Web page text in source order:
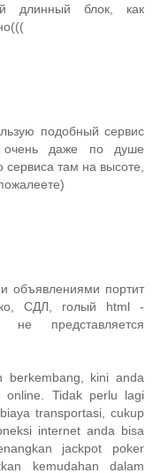
длинный блок, как
подобный сервис
очень даже по душе
там на высоте,
объявлениями портит
СДЛ, голый html -
представляется
berkembang, kini anda
online. Tidak perlu lagi
transportasi, cukup
internet anda bisa
jackpot poker
kemudahan dalam